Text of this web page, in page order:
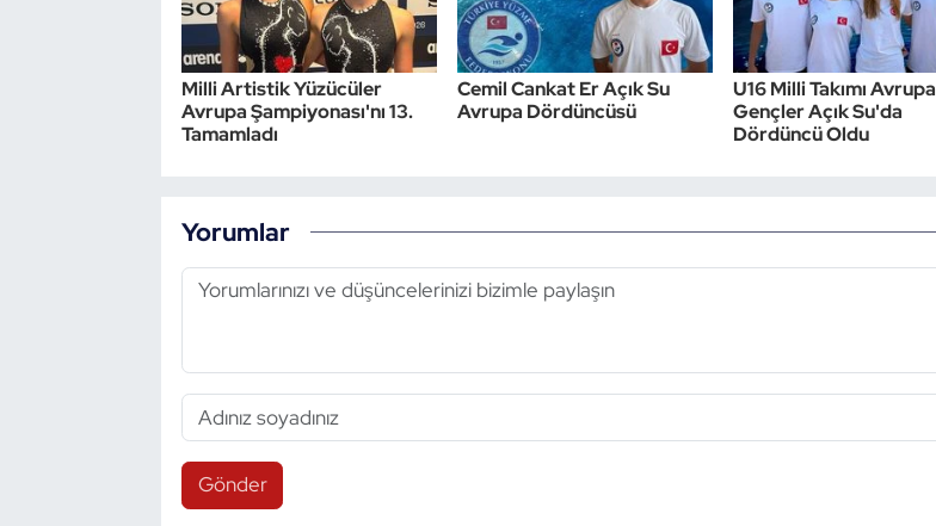
Milli Artistik Yüzücüler
Avrupa Şampiyonası'nı 13.
Tamamladı
Cemil Cankat Er Açık Su
Avrupa Dördüncüsü
U16 Milli Takımı Avrupa
Gençler Açık Su'da
Dördüncü Oldu
Yorumlar
Gönder